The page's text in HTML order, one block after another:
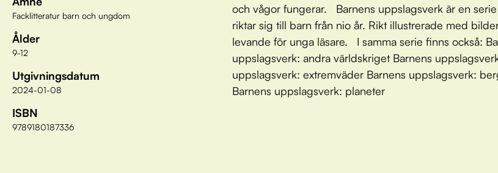
Facklitteratur barn och ungdom
Ålder
9-12
Utgivningsdatum
2024-01-08
ISBN
9789180187336
och vågor fungerar. Barnens uppslagsverk är en
riktar sig till barn från nio år. Rikt illustrerade med
levande för unga läsare. I samma serie finns också:
uppslagsverk: andra världskriget Barnens
uppslagsverk: extremväder Barnens uppslagsverk:
Barnens uppslagsverk: planeter